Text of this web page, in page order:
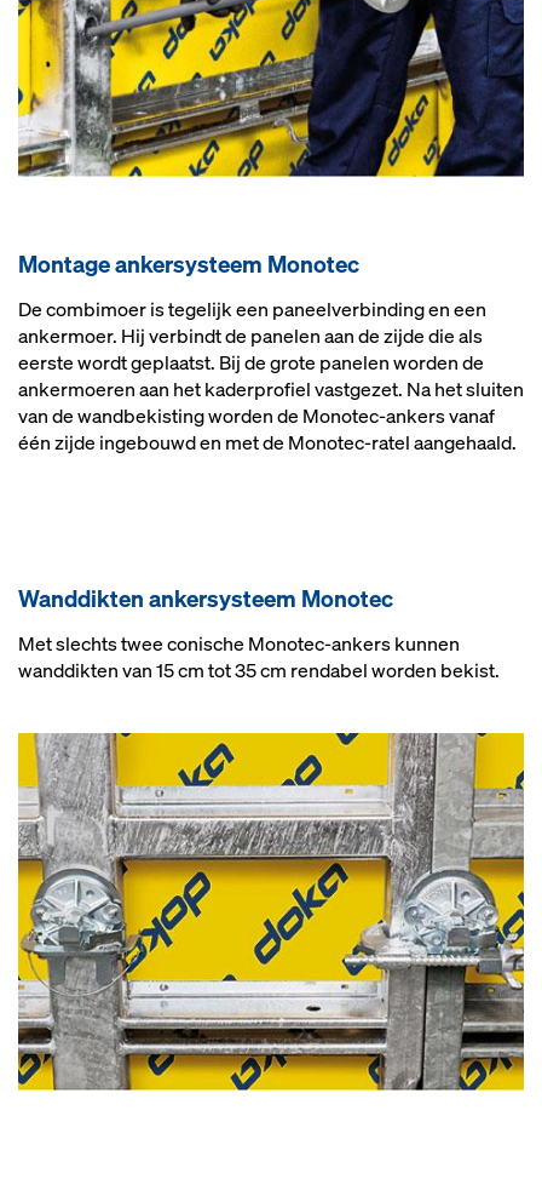
Mon­ta­ge an­ker­sys­teem Mo­no­tec
De combimoer is tegelijk een paneelverbinding en een
ankermoer. Hij verbindt de panelen aan de zijde die als
eerste wordt geplaatst. Bij de grote panelen worden de
ankermoeren aan het kaderprofiel vastgezet. Na het sluiten
van de wandbekisting worden de Monotec-ankers vanaf
één zijde ingebouwd en met de Monotec-ratel aangehaald.
Wand­dik­ten an­ker­sys­teem Mo­no­tec
Met slechts twee conische Monotec-ankers kunnen
wanddikten van 15 cm tot 35 cm rendabel worden bekist.